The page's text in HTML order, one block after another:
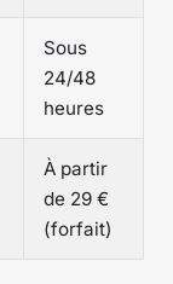
Sous
24/48
heures
À partir
de 29 €
(forfait)